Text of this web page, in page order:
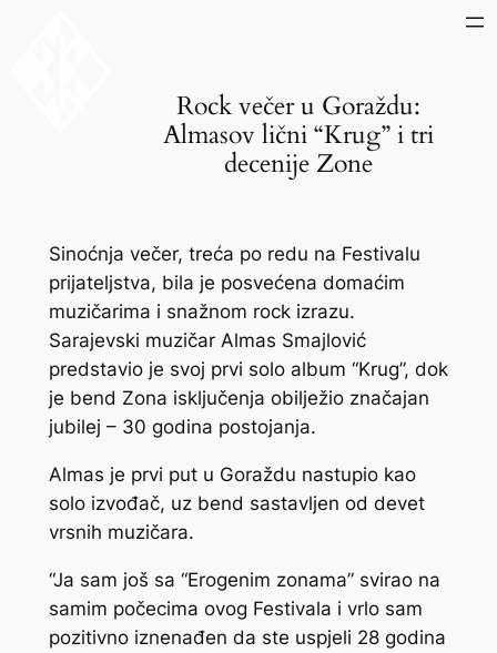
Rock večer u Goraždu:
Almasov lični “Krug” i tri
decenije Zone
Sinoćnja večer, treća po redu na Festivalu
prijateljstva, bila je posvećena domaćim
muzičarima i snažnom rock izrazu.
Sarajevski muzičar Almas Smajlović
predstavio je svoj prvi solo album “Krug”, dok
je bend Zona isključenja obilježio značajan
jubilej – 30 godina postojanja.
Almas je prvi put u Goraždu nastupio kao
solo izvođač, uz bend sastavljen od devet
vrsnih muzičara.
“Ja sam još sa “Erogenim zonama” svirao na
samim počecima ovog Festivala i vrlo sam
pozitivno iznenađen da ste uspjeli 28 godina